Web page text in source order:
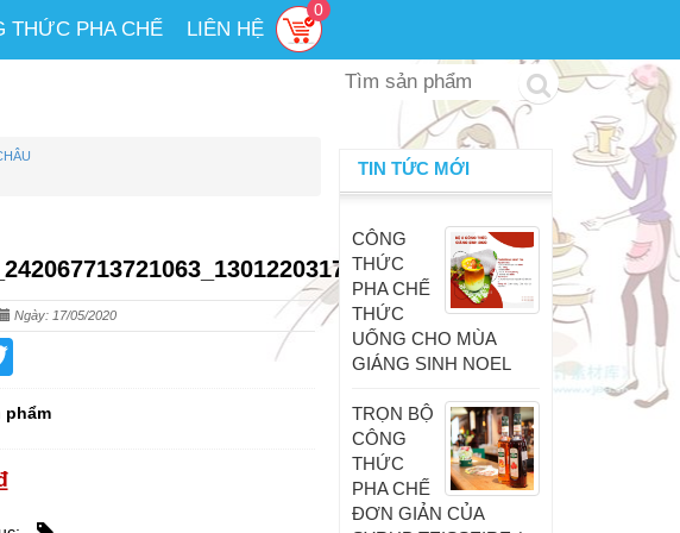
THỨC PHA CHẾ LIÊN HỆ
0
Ngày: 17/05/2020
phẩm
TIN TỨC MỚI
CÔNG
THỨC
PHA CHẾ
THỨC
UỐNG CHO MÙA
GIÁNG SINH NOEL
TRỌN BỘ
CÔNG
THỨC
PHA CHẾ
ĐƠN GIẢN CỦA